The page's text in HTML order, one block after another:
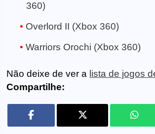
360)
Overlord II (Xbox 360)
Warriors Orochi (Xbox 360)
Não deixe de ver a lista de jogos
Compartilhe: